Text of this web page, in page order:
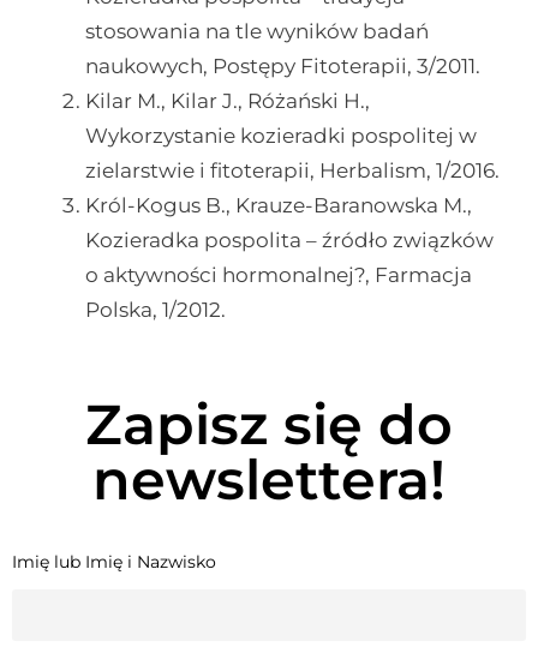
stosowania na tle wyników badań
naukowych, Postępy Fitoterapii, 3/2011.
Kilar M., Kilar J., Różański H.,
Wykorzystanie kozieradki pospolitej w
zielarstwie i fitoterapii, Herbalism, 1/2016.
Król-Kogus B., Krauze-Baranowska M.,
Kozieradka pospolita – źródło związków
o aktywności hormonalnej?, Farmacja
Polska, 1/2012.
Zapisz się do
newslettera!
Imię lub Imię i Nazwisko